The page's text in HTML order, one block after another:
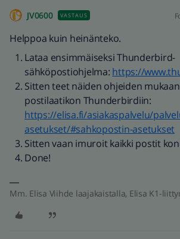
JV0600 VASTAUS
Helppoa kuin heinänteko.
Lataa ensimmäiseksi Thunderbird-
sähköpostiohjelma: https://
Sitten teet näiden ohjeiden mukaan
postilaatikon Thunderbirdiin:
https://elisa.fi/asiakaspalvelu/
asetukset/#sahkopostin-asetukset
Sitten vaan imuroit kaikki postit
Done!
Mm. Elisa Viihde laajakaistalla, Elisa K1-